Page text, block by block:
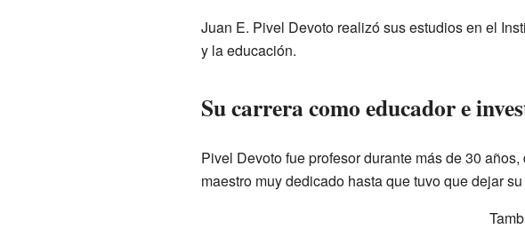
Juan E. Pivel Devoto realizó sus estudios en el
y la educación.
Su carrera como educador e
Pivel Devoto fue profesor durante más de 30
maestro muy dedicado hasta que tuvo que dejar